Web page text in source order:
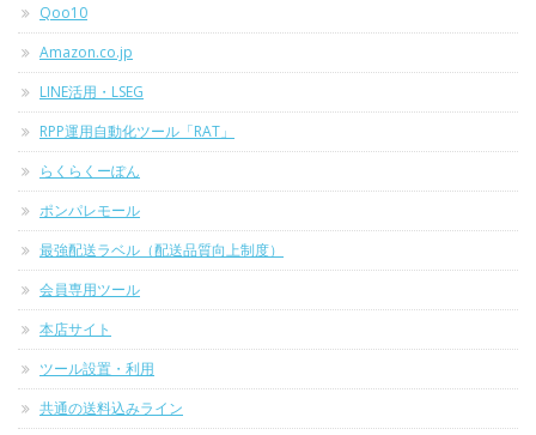
Qoo10
Amazon.co.jp
LINE活用・LSEG
RPP運用自動化ツール「RAT」
らくらくーぽん
ポンパレモール
最強配送ラベル（配送品質向上制度）
会員専用ツール
本店サイト
ツール設置・利用
共通の送料込みライン